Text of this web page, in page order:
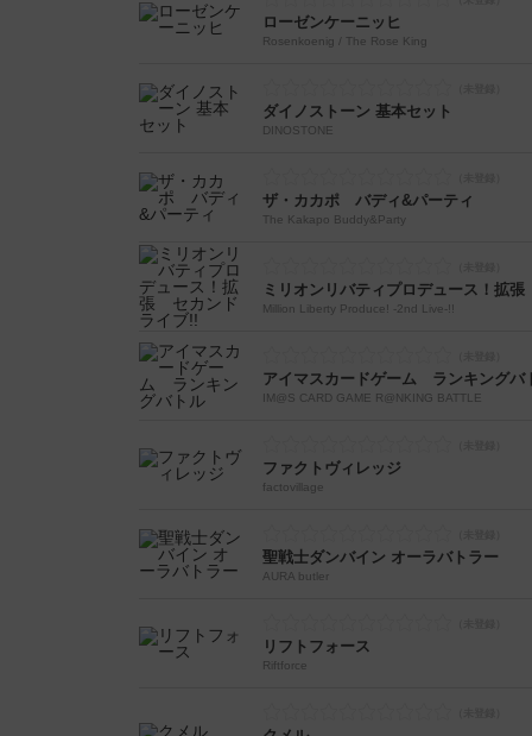
ローゼンケーニッヒ
Rosenkoenig / The Rose King
ダイノストーン 基本セット
DINOSTONE
ザ・カカポ バディ&パーティ
The Kakapo Buddy&Party
ミリオンリバティプロデュース！拡
Million Liberty Produce! -2nd Live-!!
アイマスカードゲーム ランキングバ
IM@S CARD GAME R@NKING BATTLE
ファクトヴィレッジ
factovillage
聖戦士ダンバイン オーラバトラー
AURA butler
リフトフォース
Riftforce